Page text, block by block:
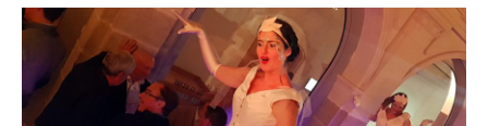
Les Chromatix, spécial Carnaval
Contact
Professionnels/Event managers